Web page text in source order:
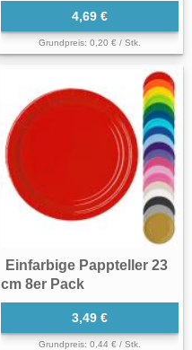
4,69 €
Grundpreis: 0,20 € / Stk.
Einfarbige Pappteller 23
cm 8er Pack
3,49 €
Grundpreis: 0,44 € / Stk.